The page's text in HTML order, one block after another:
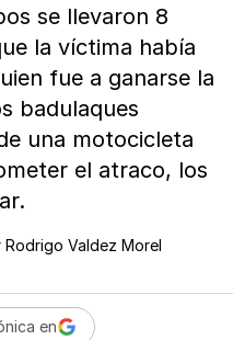
se llevaron 8
la víctima había
fue a ganarse la
badulaques
una motocicleta
el atraco, los
Rodrigo Valdez Morel
en